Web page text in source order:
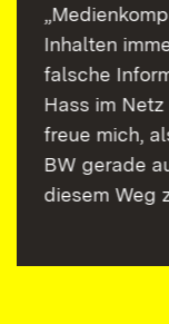
Inhalten
falsche
Hass im
freue mich,
BW gerade
diesem Weg